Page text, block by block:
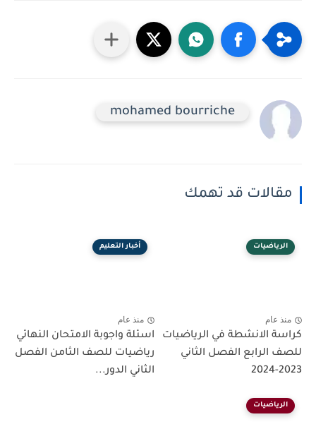
mohamed bourriche
مقالات قد تهمك
الرياضيات
منذ عام
كراسة الانشطة في الرياضيات
للصف الرابع الفصل الثاني
2023-2024
أخبار التعليم
منذ عام
اسئلة واجوبة الامتحان النهائي
رياضيات للصف الثامن الفصل
الثاني الدور...
الرياضيات